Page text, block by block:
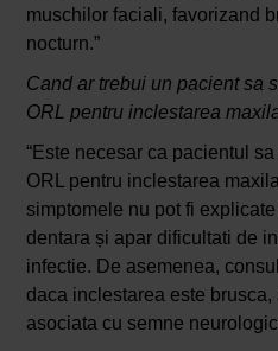
muschilor faciali, favorizand
nocturn.”
Cand ar trebui un pacient sa
ORL pentru inclestarea
“Este necesar ca pacientul
ORL pentru inclestarea
simptomele nu pot fi
dentara și apar dificultati de
infectie. De asemenea,
daca inclestarea este
asociata cu semne